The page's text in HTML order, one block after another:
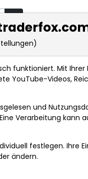
Nachrichten
vom 09....
DPA-AFX COMPACT
funktioniert. Mit Ihrer
YouTube-Videos,
und
Verarbeitung kann
festlegen. Ihre
ändern.